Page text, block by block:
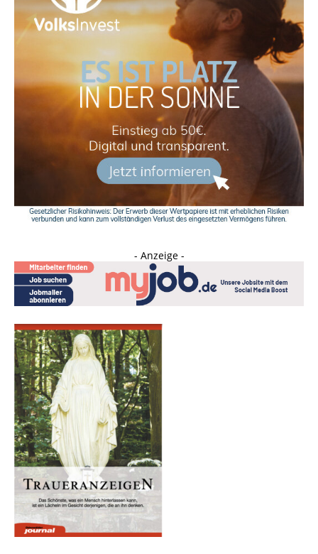
- Anzeige -